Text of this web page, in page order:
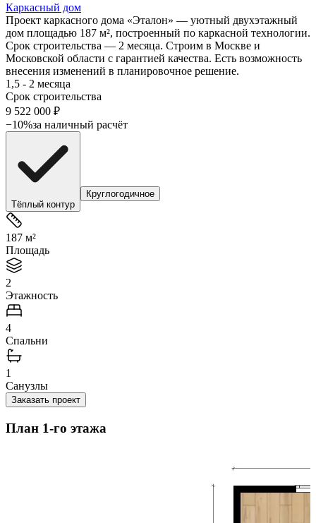
Каркасный дом
Проект каркасного дома «Эталон» — уютный двухэтажный
дом площадью 187 м², построенный по каркасной технологии.
Срок строительства — 2 месяца. Строим в Москве и
Московской области с гарантией качества. Есть возможность
внесения изменений в планировочное решение.
1,5 - 2 месяца
Срок строительства
9 522 000 ₽
−10%за наличный расчёт
Тёплый контур
Круглогодичное
187 м²
Площадь
2
Этажность
4
Спальни
1
Санузлы
Заказать проект
План 1-го этажа